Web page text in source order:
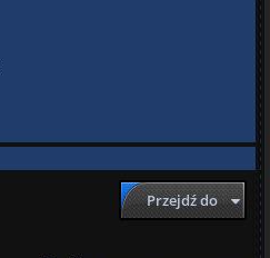
Przejdź do